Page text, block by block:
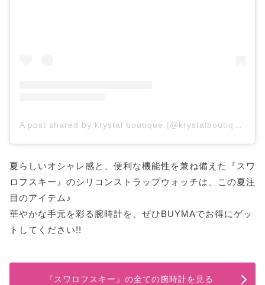
夏らしいオシャレ感と、便利な機能性を兼ね備えた『スワ
ロフスキー』のシリコンストラップウォッチは、この夏注
目のアイテム♪
華やかな手元を彩る腕時計を、ぜひBUYMAでお得にゲッ
トしてください!!
『スワロフスキー』の全ての腕時計を見る